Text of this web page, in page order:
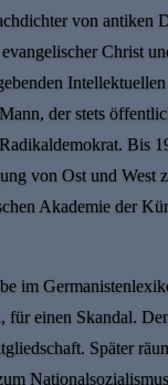
von antiken
Christ
der stets
Bis
von Ost und West
Akademie der
im
für einen Skandal.
Später